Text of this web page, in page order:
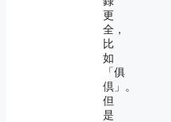
更
全，
比
如
「俱
倶」。
但
是